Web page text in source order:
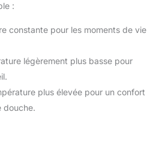
:
constante pour les moments de vie
légèrement plus basse pour
plus élevée pour un confort
douche.